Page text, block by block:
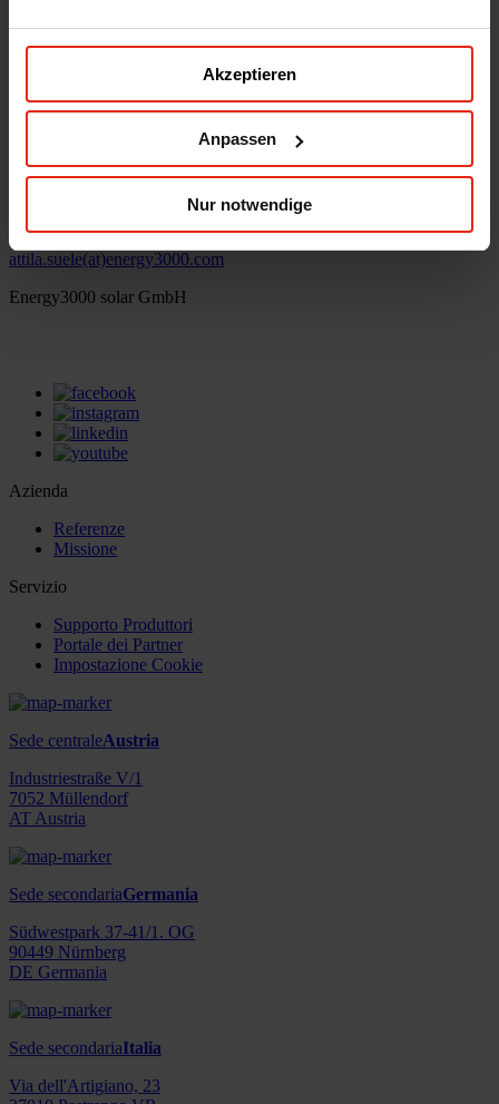
Akzeptieren
Anpassen
Nur notwendige
office(at)energy3000.com
© Energy3000 solar GmbH 2026
Internal Sales
attila.suele(at)energy3000.com
Energy3000 solar GmbH
Azienda
Referenze
Missione
Servizio
Supporto Produttori
Portale dei Partner
Impostazione Cookie
Sede centraleAustria
Industriestraße V/1
7052 Müllendorf
AT Austria
Sede secondariaGermania
Südwestpark 37-41/1. OG
90449 Nürnberg
DE Germania
Sede secondariaItalia
Via dell'Artigiano, 23